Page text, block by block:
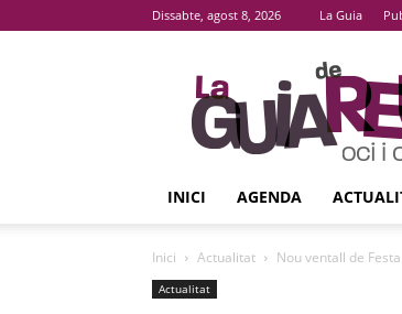
Dissabte, agost 8, 2026 La Guia
La
Guia
De
Reus
INICI AGENDA
Inici Actualitat Nou ventall de
Actualitat